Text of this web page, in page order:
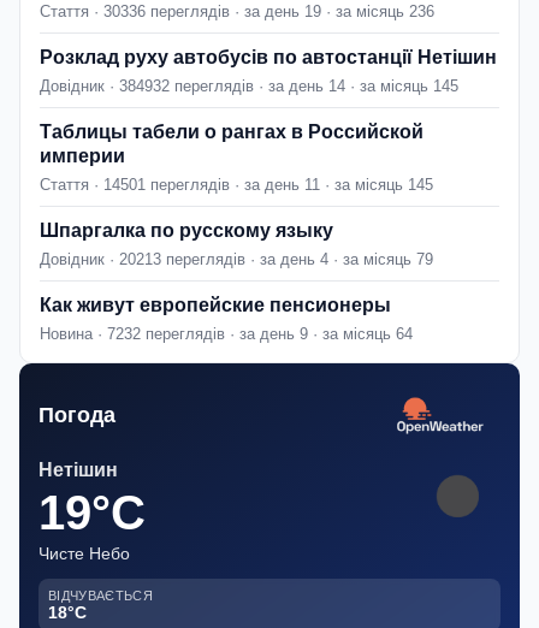
Стаття · 30336 переглядів · за день 19 · за місяць 236
Розклад руху автобусів по автостанції Нетішин
Довідник · 384932 переглядів · за день 14 · за місяць 145
Таблицы табели о рангах в Российской
империи
Стаття · 14501 переглядів · за день 11 · за місяць 145
Шпаргалка по русскому языку
Довідник · 20213 переглядів · за день 4 · за місяць 79
Как живут европейские пенсионеры
Новина · 7232 переглядів · за день 9 · за місяць 64
Погода
Нетішин
19°C
Чисте Небо
ВІДЧУВАЄТЬСЯ
18°C